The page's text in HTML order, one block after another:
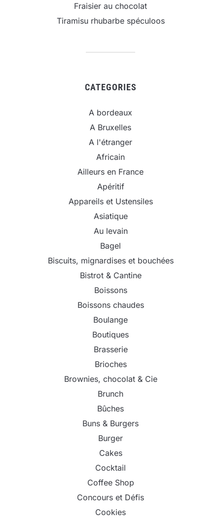
Fraisier au chocolat
Tiramisu rhubarbe spéculoos
CATEGORIES
A bordeaux
A Bruxelles
A l'étranger
Africain
Ailleurs en France
Apéritif
Appareils et Ustensiles
Asiatique
Au levain
Bagel
Biscuits, mignardises et bouchées
Bistrot & Cantine
Boissons
Boissons chaudes
Boulange
Boutiques
Brasserie
Brioches
Brownies, chocolat & Cie
Brunch
Bûches
Buns & Burgers
Burger
Cakes
Cocktail
Coffee Shop
Concours et Défis
Cookies